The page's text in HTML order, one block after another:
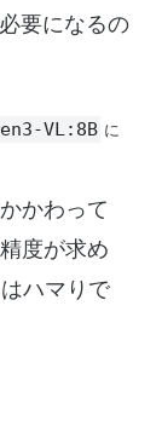
要になるの
VL:8B に
かわって
度が求め
はハマりで